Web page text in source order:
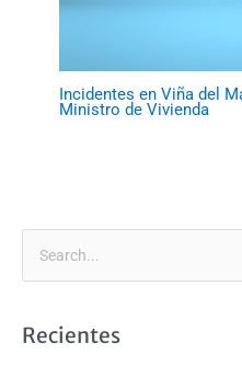
Incidentes en Viña del
Ministro de Vivienda
cRecientes